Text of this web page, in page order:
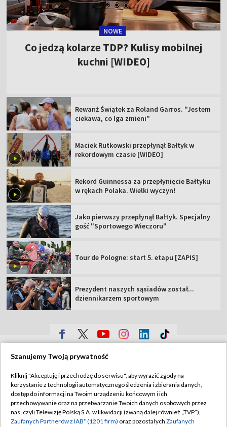
NOWE
Co jedzą kolarze TDP? Kulisy mobilnej
kuchni [WIDEO]
Rewanż Świątek za Roland Garros. "Jestem
ciekawa, co Iga zmieni"
Maciek Rutkowski przepłynął Bałtyk w
rekordowym czasie [WIDEO]
Rekord Guinnessa za przepłynięcie Bałtyku
w rękach Polaka. Wielki wyczyn!
Jako pierwszy przepłynął Bałtyk. Specjalny
gość "Sportowego Wieczoru"
Tour de Pologne: start 5. etapu [ZAPIS]
Prezydent naszych sąsiadów został...
dziennikarzem sportowym
Sklep TVP
Biuro Reklamy
Oferta Handlowa
Polityka prywatności
Moje zgody
Biuro reklamy
Szanujemy Twoją prywatność
Kliknij "Akceptuję i przechodzę do serwisu", aby wyrazić zgody na
korzystanie z technologii automatycznego śledzenia i zbierania danych,
dostęp do informacji na Twoim urządzeniu końcowym i ich
przechowywanie oraz na przetwarzanie Twoich danych osobowych przez
nas, czyli Telewizję Polską S.A. w likwidacji (zwaną dalej również „TVP”),
Zaufanych Partnerów z IAB* (1201 firm) oraz pozostałych Zaufanych